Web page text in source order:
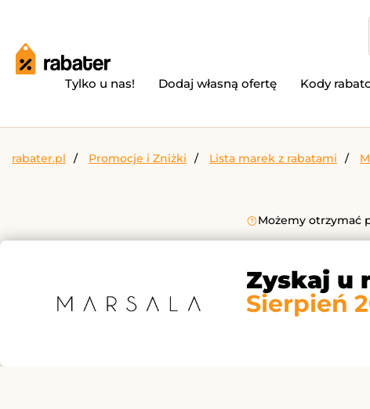
Tylko u nas! Dodaj własną ofertę Kody
rabater.pl Promocje i Zniżki Lista marek z rabatami
Możemy otrzymać
Zyskaj u
Sierpień